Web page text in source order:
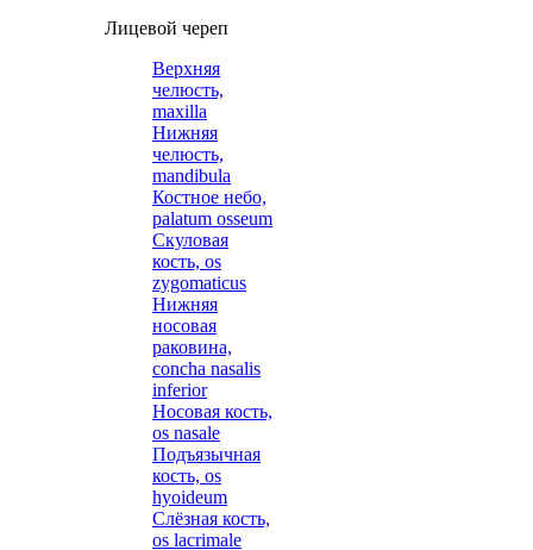
Лицевой череп
Верхняя
челюсть,
maxilla
Нижняя
челюсть,
mandibula
Костное небо,
palatum osseum
Скуловая
кость, os
zygomaticus
Нижняя
носовая
раковина,
concha nasalis
inferior
Носовая кость,
os nasale
Подъязычная
кость, os
hyoideum
Слёзная кость,
os lacrimale